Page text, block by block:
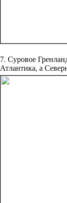
7. Суровое
Атлантика, а